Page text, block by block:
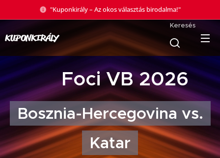
"Kuponkirály – Az okos választás birodalma!"
KUPONKIRÁLY
Keresés
🏆 Foci VB 2026
Bosznia-Hercegovina vs.
Katar